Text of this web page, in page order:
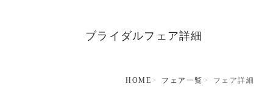
ブライダルフェア詳細
HOME フェア一覧 フェア詳細